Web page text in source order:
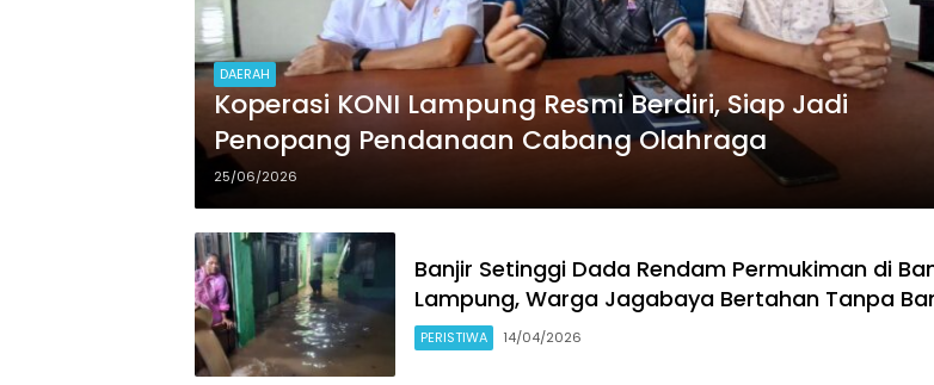
DAERAH
Koperasi KONI Lampung Resmi Berdiri, Siap Jadi
Penopang Pendanaan Cabang Olahraga
25/06/2026
Banjir Setinggi Dada Rendam Permukiman di
Lampung, Warga Jagabaya Bertahan Tanpa
PERISTIWA 14/04/2026